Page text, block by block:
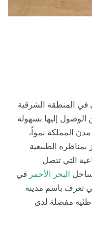
في المنطقة الشرقية
الوصول إليها بسهولة
المملكة نمواً،
بمناظره الطبيعية
التي تتصل
ساحل
البحر الأحمر في
تعرف باسم مدينة
مفضلة لدى